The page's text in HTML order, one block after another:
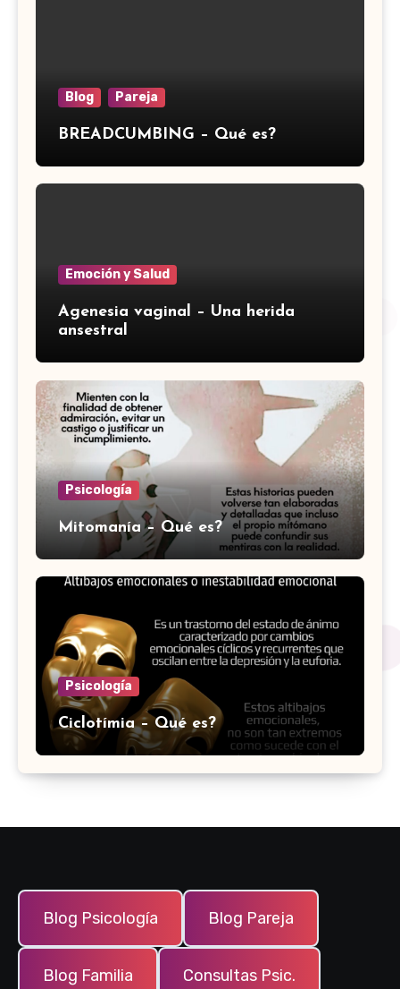
Blog Pareja
BREADCUMBING – Qué es?
Emoción y Salud
Agenesia vaginal – Una herida
ansestral
Psicología
Mitomanía – Qué es?
Psicología
Ciclotímia – Qué es?
Blog Psicología Blog Pareja
Blog Familia Consultas Psic.